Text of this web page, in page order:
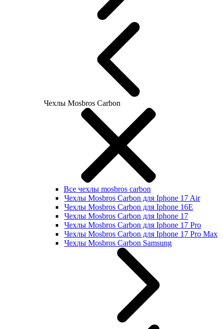
Чехлы Mosbros Carbon
Все чехлы mosbros carbon
Чехлы Mosbros Carbon для Iphone 17 Air
Чехлы Mosbros Carbon для Iphone 16E
Чехлы Mosbros Carbon для Iphone 17
Чехлы Mosbros Carbon для Iphone 17 Pro
Чехлы Mosbros Carbon для Iphone 17 Pro Max
Чехлы Mosbros Carbon Samsung